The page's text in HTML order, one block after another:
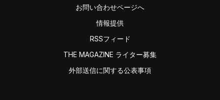
お問い合わせページへ
情報提供
RSSフィード
THE MAGAZINE ライター募集
外部送信に関する公表事項